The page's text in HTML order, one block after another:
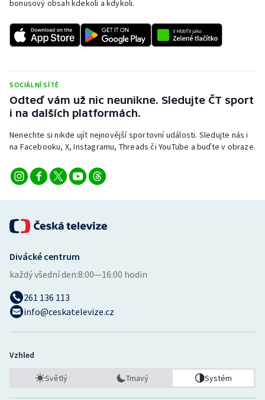
Rychlobruslení
Short track
Sportovní střelba
Stolní tenis
Triatlon
Veslování
Vodní slalom
Volejbal
bonusový obsah kdekoli a kdykoli.
SOCIÁLNÍ SÍTĚ
Odteď vám už nic neunikne. Sledujte ČT sport
i na dalších platformách.
Nenechte si nikde ujít nejnovější sportovní události. Sledujte nás i
na Facebooku, X, Instagramu, Threads či YouTube a buďte v obraze.
Divácké centrum
každý všední den:8:00—16:00 hodin
261 136 113
info@ceskatelevize.cz
Vzhled
Světlý Tmavý Systém